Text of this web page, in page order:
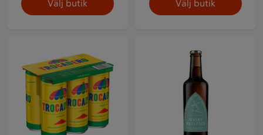
Välj butik Välj butik